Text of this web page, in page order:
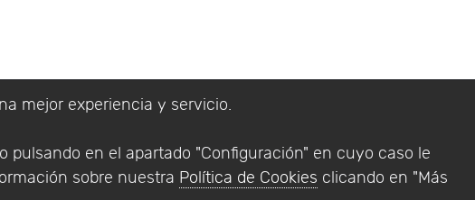
mejor experiencia y servicio.
pulsando en el apartado "Configuración" en cuyo caso le
sobre nuestra Política de Cookies clicando en "Más
- 2026. Addlink Software